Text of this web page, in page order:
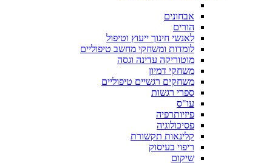
אבחונים
הורים
לאנשי חינוך ייעוץ וטיפול
לומדות ומשחקי מחשב טיפוליים
מוטוריקה עדינה וגסה
משחקי דמיון
משחקים רגשיים טיפוליים
ספרי רגשות
עו"ס
פיזיותרפיה
פסיכולוגיה
קלינאות תקשורת
ריפוי בעיסוק
שיקום